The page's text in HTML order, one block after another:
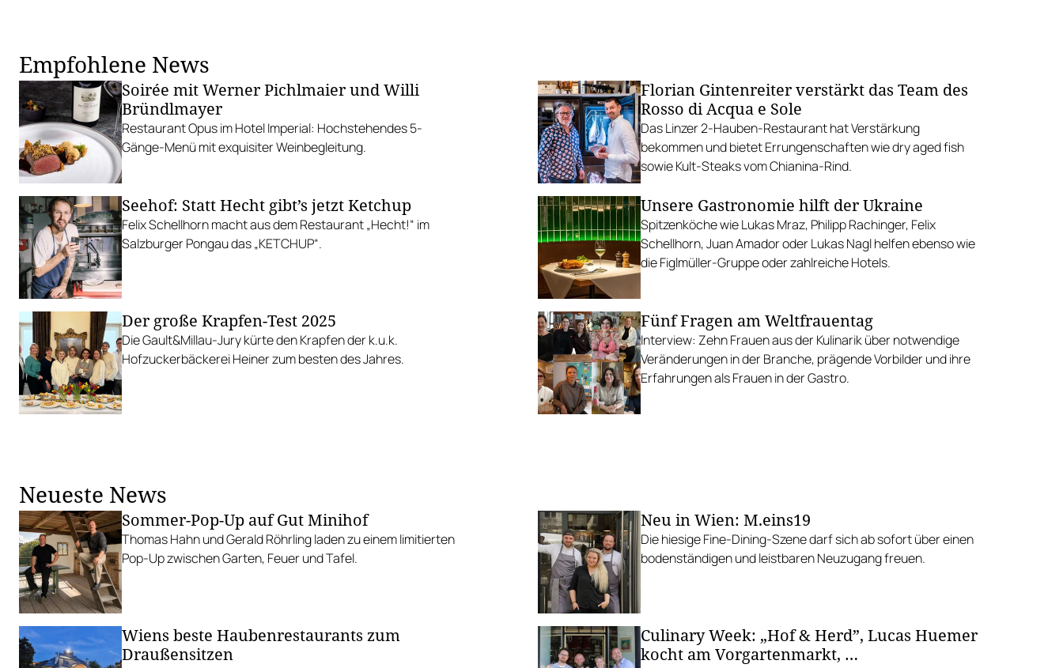
Empfohlene News
Soirée mit Werner Pichlmaier und Willi
Bründlmayer
Restaurant Opus im Hotel Imperial: Hochstehendes 5-
Gänge-Menü mit exquisiter Weinbegleitung.
Florian Gintenreiter verstärkt das Team des
Rosso di Acqua e Sole
Das Linzer 2-Hauben-Restaurant hat Verstärkung
bekommen und bietet Errungenschaften wie dry aged fish
sowie Kult-Steaks vom Chianina-Rind.
Seehof: Statt Hecht gibt’s jetzt Ketchup
Felix Schellhorn macht aus dem Restaurant „Hecht!“ im
Salzburger Pongau das „KETCHUP“.
Unsere Gastronomie hilft der Ukraine
Spitzenköche wie Lukas Mraz, Philipp Rachinger, Felix
Schellhorn, Juan Amador oder Lukas Nagl helfen ebenso wie
die Figlmüller-Gruppe oder zahlreiche Hotels.
Der große Krapfen-Test 2025
Die Gault&Millau-Jury kürte den Krapfen der k.u.k.
Hofzuckerbäckerei Heiner zum besten des Jahres.
Fünf Fragen am Weltfrauentag
Interview: Zehn Frauen aus der Kulinarik über notwendige
Veränderungen in der Branche, prägende Vorbilder und ihre
Erfahrungen als Frauen in der Gastro.
Neueste News
Sommer-Pop-Up auf Gut Minihof
Thomas Hahn und Gerald Röhrling laden zu einem limitierten
Pop-Up zwischen Garten, Feuer und Tafel.
Neu in Wien: M.eins19
Die hiesige Fine-Dining-Szene darf sich ab sofort über einen
bodenständigen und leistbaren Neuzugang freuen.
Wiens beste Haubenrestaurants zum
Draußensitzen
Culinary Week: „Hof & Herd”, Lucas Huemer
kocht am Vorgartenmarkt, …